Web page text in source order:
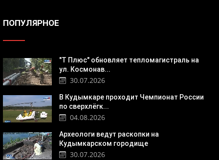
ПОПУЛЯРНОЕ
"Т Плюс" обновляет тепломагистраль на
ул. Космонав...
30.07.2026
В Кудымкаре проходит Чемпионат России
по сверхлёгк...
04.08.2026
Археологи ведут раскопки на
Кудымкарском городище
30.07.2026